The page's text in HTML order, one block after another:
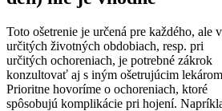
Toto ošetrenie je určená pre každého, ale v
určitých životných obdobiach, resp. pri
určitých ochoreniach, je potrebné zákrok
konzultovať aj s iným ošetrujúcim
Prioritne hovoríme o ochoreniach, ktoré
spôsobujú komplikácie pri hojení.